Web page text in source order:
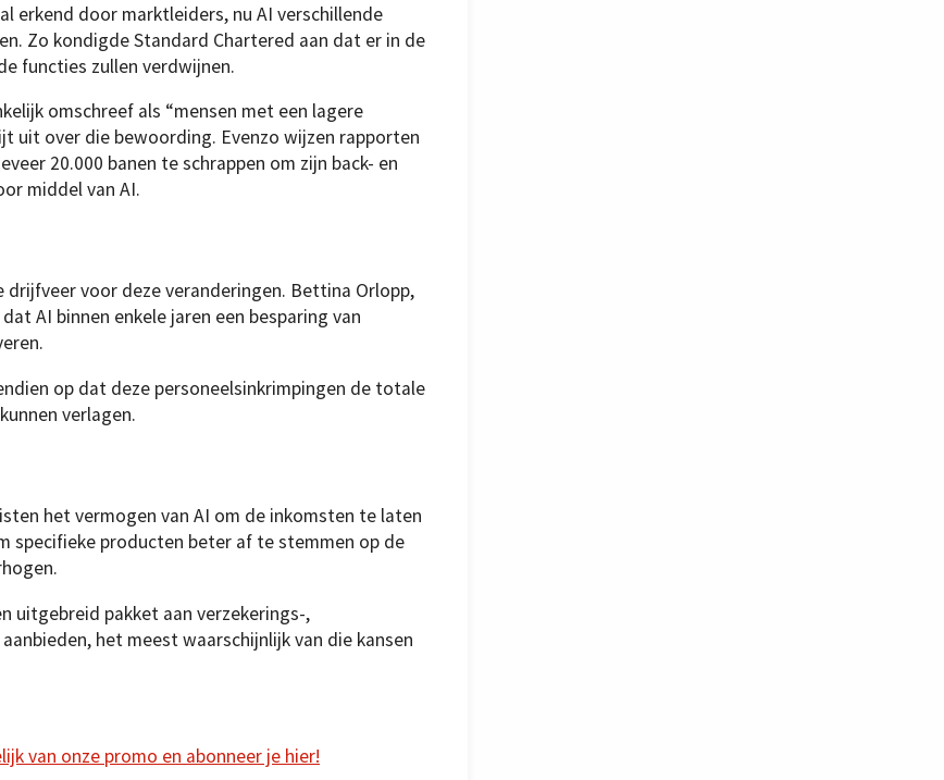
erkend door marktleiders, nu AI verschillende
Zo kondigde Standard Chartered aan dat er in de
functies zullen verdwijnen.
omschreef als “mensen met een lagere
uit over die bewoording. Evenzo wijzen rapporten
20.000 banen te schrappen om zijn back- en
middel van AI.
drijfveer voor deze veranderingen. Bettina Orlopp,
AI binnen enkele jaren een besparing van
op dat deze personeelsinkrimpingen de totale
verlagen.
het vermogen van AI om de inkomsten te laten
specifieke producten beter af te stemmen op de
uitgebreid pakket aan verzekerings-,
het meest waarschijnlijk van die kansen
van onze promo en abonneer je hier!